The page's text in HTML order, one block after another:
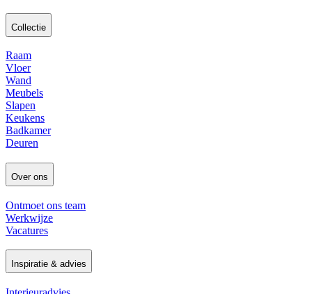
Collectie
Raam
Vloer
Wand
Meubels
Slapen
Keukens
Badkamer
Deuren
Over ons
Ontmoet ons team
Werkwijze
Vacatures
Inspiratie & advies